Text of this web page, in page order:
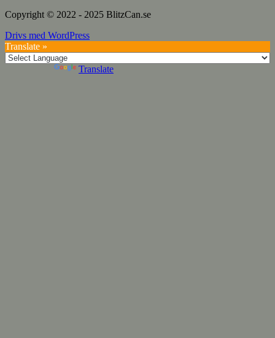
Copyright © 2022 - 2025 BlitzCan.se
Drivs med WordPress
Translate »
Translate